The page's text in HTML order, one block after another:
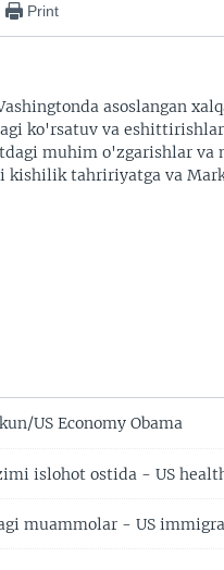
Print
asoslangan
ko'rsatuv va
muhim o'zgarishlar
kishilik tahririyatga va
US Economy Obama
islohot ostida - US
muammolar - US